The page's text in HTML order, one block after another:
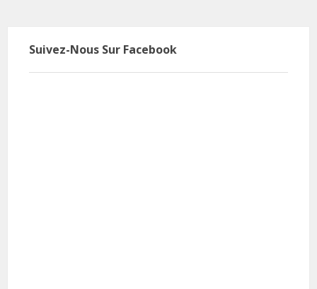
Suivez-Nous Sur Facebook